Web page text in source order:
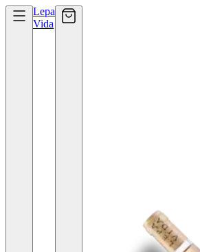
Lepa
Vida